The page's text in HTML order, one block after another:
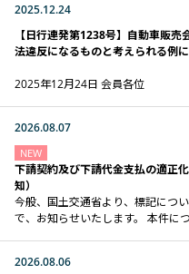
2025.12.24
【日行連発第1238号】自動車販
法違反になるものと考えられる例
2025年12月24日 会員各位
2026.08.07
NEW
下請契約及び下請代金支払の適正
知）
今般、国土交通省より、標記につ
で、お知らせいたします。 本件に
2026.08.06